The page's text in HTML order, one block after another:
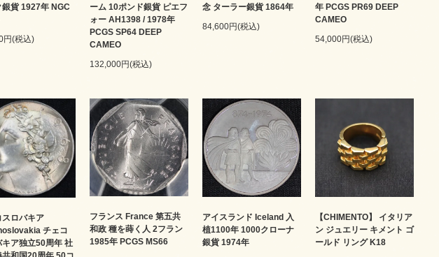
銀貨 1927年 NGC
円(税込)
ーム 10ポンド銀貨 ピエフ
ォー AH1398 / 1978年
PCGS SP64 DEEP
CAMEO
132,000円(税込)
念 ターラー銀貨 1864年
84,600円(税込)
年 PCGS PR69 DEEP
CAMEO
54,000円(税込)
スロバキア
チェコ
キア独立50周年 社
フランス France 第五共
和政 種を蒔く人 2フラン
1985年 PCGS MS66
アイスランド Iceland 入
植1100年 1000クローナ
銀貨 1974年
【CHIMENTO】 イタリア
ン ジュエリー キメント ゴ
ールド リング K18